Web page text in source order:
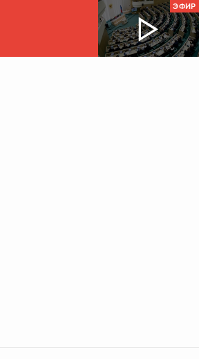
ЭФИР